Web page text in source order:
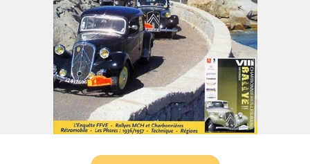
Notre local
La Boutique
Les pièces
La Revue
Les salons
La traction
La Traction des
membres